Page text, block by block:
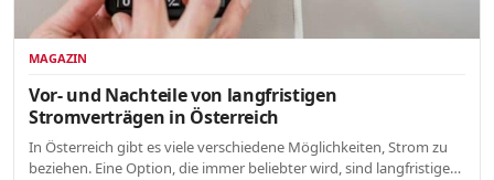
MAGAZIN
Vor- und Nachteile von langfristigen
Stromverträgen in Österreich
In Österreich gibt es viele verschiedene Möglichkeiten, Strom zu
beziehen. Eine Option, die immer beliebter wird, sind langfristige…